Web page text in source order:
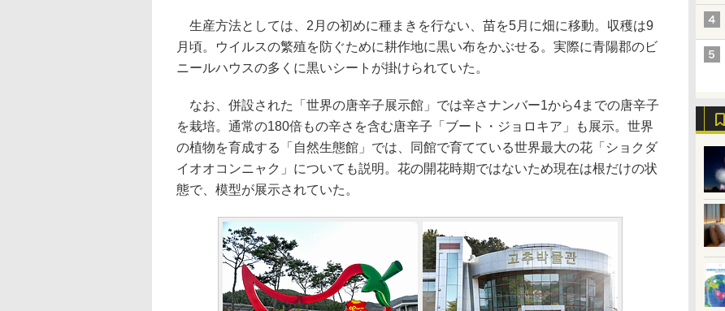
生産方法としては、2月の初めに種まきを行ない、苗を5月に畑に移動。収穫は9
月頃。ウイルスの繁殖を防ぐために耕作地に黒い布をかぶせる。実際に青陽郡のビ
ニールハウスの多くに黒いシートが掛けられていた。
なお、併設された「世界の唐辛子展示館」では辛さナンバー1から4までの唐辛子
を栽培。通常の180倍もの辛さを含む唐辛子「ブート・ジョロキア」も展示。世界
の植物を育成する「自然生態館」では、同館で育てている世界最大の花「ショクダ
イオオコンニャク」についても説明。花の開花時期ではないため現在は根だけの状
態で、模型が展示されていた。